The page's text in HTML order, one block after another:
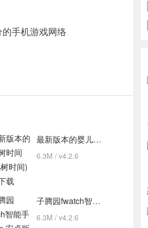
手机游戏网络
最新版本的婴儿树时间(婴儿树时间) 安卓下载
6.3M / v4.2.6
子腾园fwatch智能手表app 安卓版
6.3M / v4.2.6